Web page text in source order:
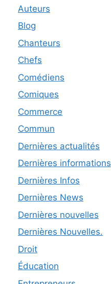
Auteurs
Blog
Chanteurs
Chefs
Comédiens
Comiques
Commerce
Commun
Dernières actualités
Dernières informations
Dernières Infos
Dernières News
Dernières nouvelles
Dernières Nouvelles.
Droit
Éducation